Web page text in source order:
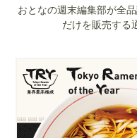
おとなの週末編集部が全
だけを販売する